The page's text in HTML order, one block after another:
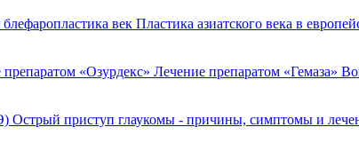
век Пластика азиатского века в
«Озурдекс» Лечение препаратом «Гемаза»
Острый приступ глаукомы - причины, симптомы и